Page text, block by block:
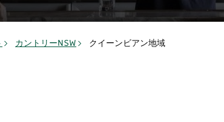
カントリーNSW クイーンビアン地域